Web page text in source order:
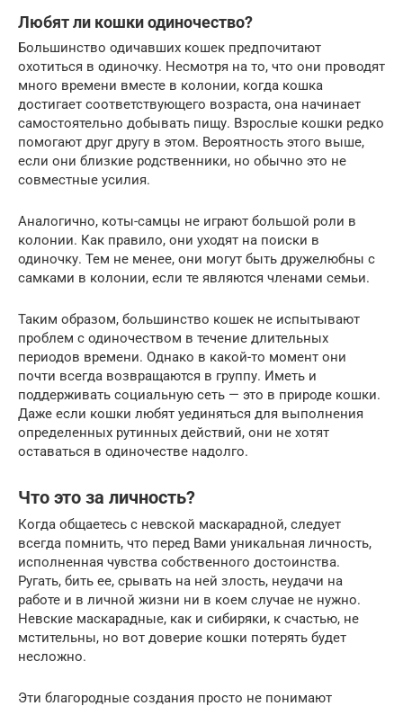
Любят ли кошки одиночество?
Большинство одичавших кошек предпочитают
охотиться в одиночку. Несмотря на то, что они проводят
много времени вместе в колонии, когда кошка
достигает соответствующего возраста, она начинает
самостоятельно добывать пищу. Взрослые кошки редко
помогают друг другу в этом. Вероятность этого выше,
если они близкие родственники, но обычно это не
совместные усилия.
Аналогично, коты-самцы не играют большой роли в
колонии. Как правило, они уходят на поиски в
одиночку. Тем не менее, они могут быть дружелюбны с
самками в колонии, если те являются членами семьи.
Таким образом, большинство кошек не испытывают
проблем с одиночеством в течение длительных
периодов времени. Однако в какой-то момент они
почти всегда возвращаются в группу. Иметь и
поддерживать социальную сеть — это в природе кошки.
Даже если кошки любят уединяться для выполнения
определенных рутинных действий, они не хотят
оставаться в одиночестве надолго.
Что это за личность?
Когда общаетесь с невской маскарадной, следует
всегда помнить, что перед Вами уникальная личность,
исполненная чувства собственного достоинства.
Ругать, бить ее, срывать на ней злость, неудачи на
работе и в личной жизни ни в коем случае не нужно.
Невские маскарадные, как и сибиряки, к счастью, не
мстительны, но вот доверие кошки потерять будет
несложно.
Эти благородные создания просто не понимают